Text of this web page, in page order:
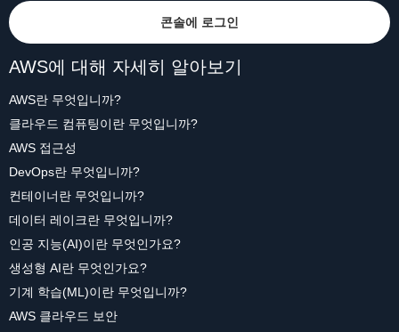
콘솔에 로그인
AWS에 대해 자세히 알아보기
AWS란 무엇입니까?
클라우드 컴퓨팅이란 무엇입니까?
AWS 접근성
DevOps란 무엇입니까?
컨테이너란 무엇입니까?
데이터 레이크란 무엇입니까?
인공 지능(AI)이란 무엇인가요?
생성형 AI란 무엇인가요?
기계 학습(ML)이란 무엇입니까?
AWS 클라우드 보안